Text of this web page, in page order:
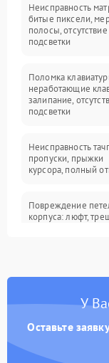
Программные
Электрические
Интерфейсные
Батарея
Сеть и интернет
Неисправность
битые пиксели,
полосы, отсутствие
подсветки
Поломка
неработающие
залипание,
подсветки
Неисправность
пропуски, прыжки
курсора, полный
Повреждение
корпуса: люфт,
быстрая разрядка,
Неисправность
питания
У
Оставьте